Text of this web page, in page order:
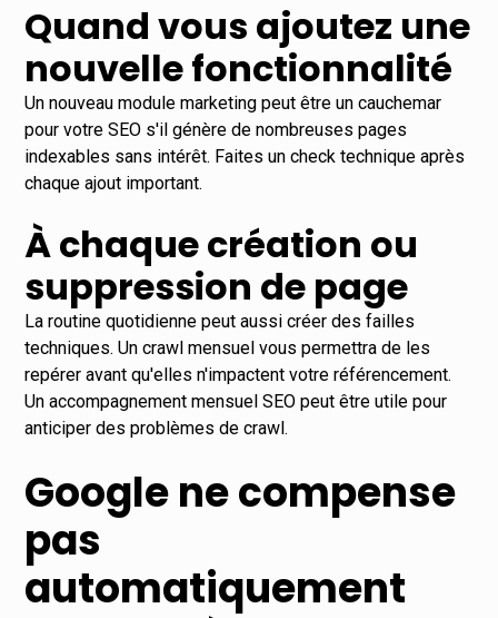
Quand vous ajoutez une
nouvelle fonctionnalité
Un nouveau module marketing peut être un cauchemar
pour votre SEO s'il génère de nombreuses pages
indexables sans intérêt. Faites un check technique après
chaque ajout important.
À chaque création ou
suppression de page
La routine quotidienne peut aussi créer des failles
techniques. Un crawl mensuel vous permettra de les
repérer avant qu'elles n'impactent votre référencement.
Unaccompagnement mensuel SEO peut être utile pour
anticiper des problèmes de crawl.
Google ne compense
pas
automatiquement